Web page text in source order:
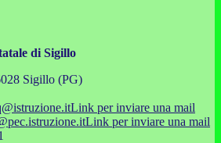
di Sigillo
Sigillo (PG)
Link per inviare una mail
Link per inviare una mail